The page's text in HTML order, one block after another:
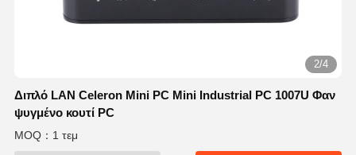
2/4
Διπλό LAN Celeron Mini PC Mini Industrial PC 1007U Φαν
ψυγμένο κουτί PC
MOQ：1 τεμ